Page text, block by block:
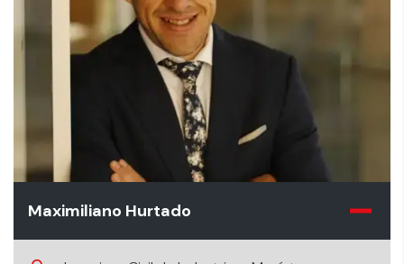
Maximiliano Hurtado